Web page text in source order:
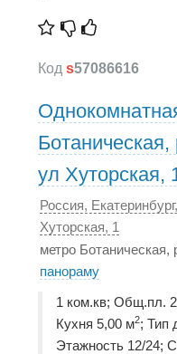
Код s57086616
ул
Россия,
Хуторская, 1
метро Ботаническая,
панораму
1 ком.кв; Общ.пл.
Кухня 5,00 м2; Тип
Этажность 12/24;